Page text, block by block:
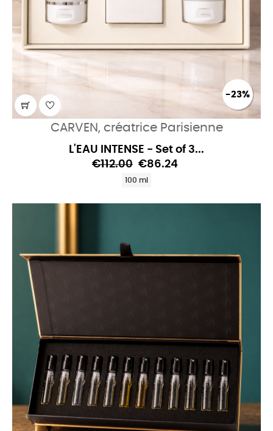
-23%
CARVEN, créatrice Parisienne
L'EAU INTENSE - Set of 3...
€112.00 €86.24
100 ml